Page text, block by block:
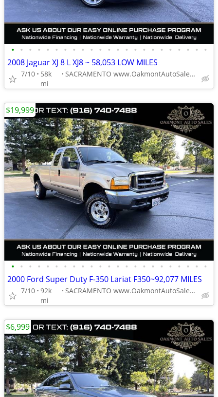
• • • • • • • • • • • • • • • • • • • • • • •
2008 Jaguar XJ 8 L XJ8 ~ 58,053 LOW MILES
7/10
58k
mi
SACRAMENTO www.OakmontAutoSales.com
• • • • • • • • • • • • • • • • • • • • • • •
2000 Ford Super Duty F-350 Lariat F350~92,077 MILES
7/10 92k
mi
SACRAMENTO www.OakmontAutoSales.com
$19,999
$6,999